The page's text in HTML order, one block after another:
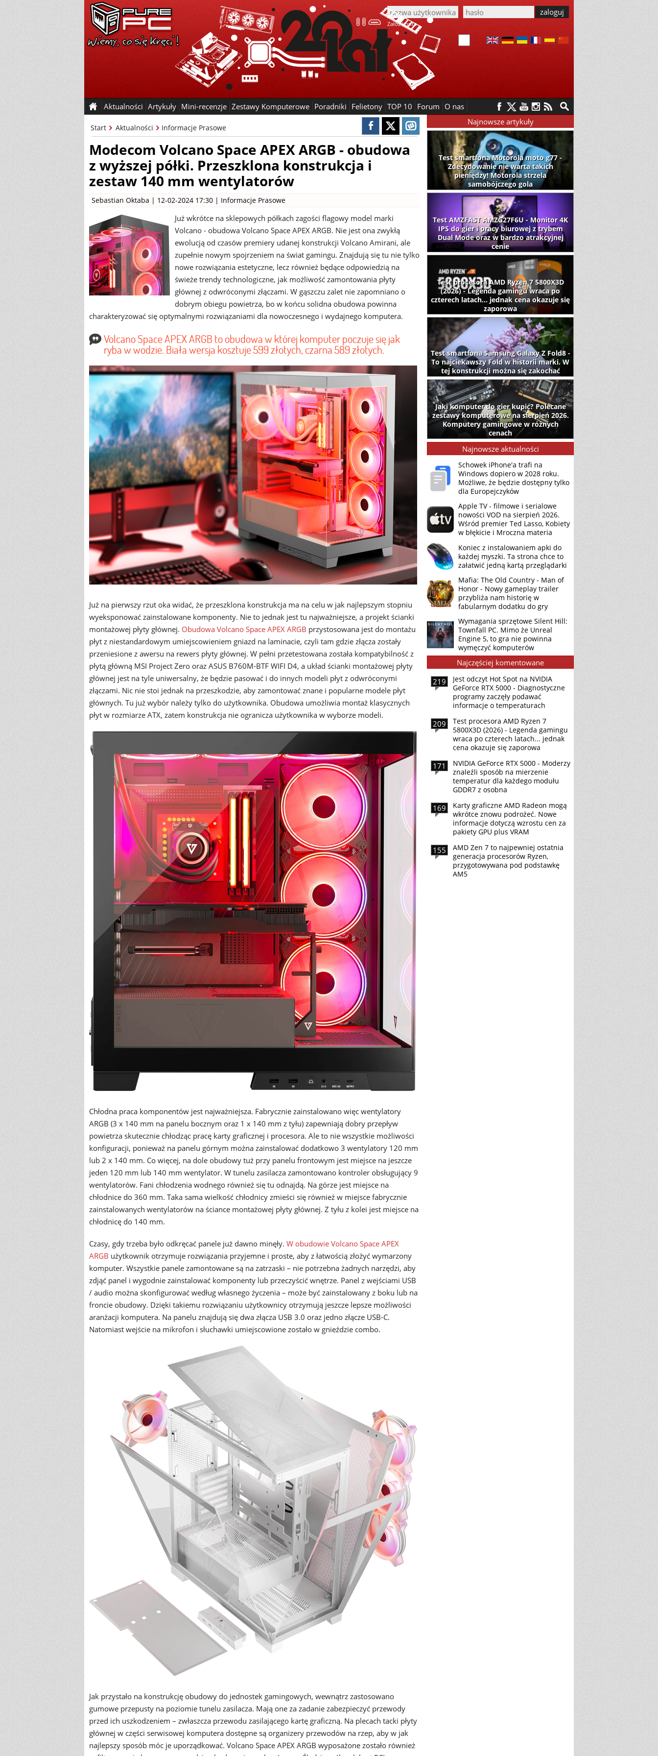
Załóż konto
Aktualności Artykuły Mini-recenzje Zestawy Komputerowe Poradniki Felietony TOP 10 Forum O nas
Start Aktualności Informacje Prasowe
Modecom Volcano Space APEX ARGB - obudowa
z wyższej półki. Przeszklona konstrukcja i
zestaw 140 mm wentylatorów
Sebastian Oktaba | 12-02-2024 17:30 | Informacje Prasowe
Już wkrótce na sklepowych półkach zagości flagowy model marki
Volcano - obudowa Volcano Space APEX ARGB. Nie jest ona zwykłą
ewolucją od czasów premiery udanej konstrukcji Volcano Amirani, ale
zupełnie nowym spojrzeniem na świat gamingu. Znajdują się tu nie tylko
nowe rozwiązania estetyczne, lecz również będące odpowiedzią na
świeże trendy technologiczne, jak możliwość zamontowania płyty
głównej z odwróconymi złączami. W gąszczu zalet nie zapomniano o
dobrym obiegu powietrza, bo w końcu solidna obudowa powinna
charakteryzować się optymalnymi rozwiązaniami dla nowoczesnego i wydajnego komputera.
Volcano Space APEX ARGB to obudowa w której komputer poczuje się jak
ryba w wodzie. Biała wersja kosztuje 599 złotych, czarna 589 złotych.
Już na pierwszy rzut oka widać, że przeszklona konstrukcja ma na celu w jak najlepszym stopniu
wyeksponować zainstalowane komponenty. Nie to jednak jest tu najważniejsze, a projekt ścianki
montażowej płyty głównej. Obudowa Volcano Space APEX ARGB przystosowana jest do montażu
płyt z niestandardowym umiejscowieniem gniazd na laminacie, czyli tam gdzie złącza zostały
przeniesione z awersu na rewers płyty głównej. W pełni przetestowana została kompatybilność z
płytą główną MSI Project Zero oraz ASUS B760M-BTF WIFI D4, a układ ścianki montażowej płyty
głównej jest na tyle uniwersalny, że będzie pasować i do innych modeli płyt z odwróconymi
złączami. Nic nie stoi jednak na przeszkodzie, aby zamontować znane i popularne modele płyt
głównych. Tu już wybór należy tylko do użytkownika. Obudowa umożliwia montaż klasycznych
płyt w rozmiarze ATX, zatem konstrukcja nie ogranicza użytkownika w wyborze modeli.
Chłodna praca komponentów jest najważniejsza. Fabrycznie zainstalowano więc wentylatory
ARGB (3 x 140 mm na panelu bocznym oraz 1 x 140 mm z tyłu) zapewniają dobry przepływ
powietrza skutecznie chłodząc pracę karty graficznej i procesora. Ale to nie wszystkie możliwości
konfiguracji, ponieważ na panelu górnym można zainstalować dodatkowo 3 wentylatory 120 mm
lub 2 x 140 mm. Co więcej, na dole obudowy tuż przy panelu frontowym jest miejsce na jeszcze
jeden 120 mm lub 140 mm wentylator. W tunelu zasilacza zamontowano kontroler obsługujący 9
wentylatorów. Fani chłodzenia wodnego również się tu odnajdą. Na górze jest miejsce na
chłodnice do 360 mm. Taka sama wielkość chłodnicy zmieści się również w miejsce fabrycznie
zainstalowanych wentylatorów na ściance montażowej płyty głównej. Z tyłu z kolei jest miejsce na
chłodnicę do 140 mm.
Czasy, gdy trzeba było odkręcać panele już dawno minęły. W obudowie Volcano Space APEX
ARGB użytkownik otrzymuje rozwiązania przyjemne i proste, aby z łatwością złożyć wymarzony
komputer. Wszystkie panele zamontowane są na zatrzaski – nie potrzebna żadnych narzędzi, aby
zdjąć panel i wygodnie zainstalować komponenty lub przeczyścić wnętrze. Panel z wejściami USB
/ audio można skonfigurować według własnego życzenia – może być zainstalowany z boku lub na
froncie obudowy. Dzięki takiemu rozwiązaniu użytkownicy otrzymują jeszcze lepsze możliwości
aranżacji komputera. Na panelu znajdują się dwa złącza USB 3.0 oraz jedno złącze USB-C.
Natomiast wejście na mikrofon i słuchawki umiejscowione zostało w gnieździe combo.
Jak przystało na konstrukcję obudowy do jednostek gamingowych, wewnątrz zastosowano
gumowe przepusty na poziomie tunelu zasilacza. Mają one za zadanie zabezpieczyć przewody
przed ich uszkodzeniem – zwłaszcza przewodu zasilającego kartę graficzną. Na plecach tacki płyty
głównej w części serwisowej komputera dostępne są organizery przewodów na rzep, aby w jak
najlepszy sposób móc je uporządkować. Volcano Space APEX ARGB wyposażone zostało również
Najnowsze artykuły
Test smartfona Motorola moto g77 -
Zdecydowanie nie warta takich
pieniędzy! Motorola strzela
samobójczego gola
Test AMZFAST AMZG27F6U - Monitor 4K
IPS do gier i pracy biurowej z trybem
Dual Mode oraz w bardzo atrakcyjnej
cenie
Test procesora AMD Ryzen 7 5800X3D
(2026) - Legenda gamingu wraca po
czterech latach... jednak cena okazuje się
zaporowa
Test smartfona Samsung Galaxy Z Fold8 -
To najciekawszy Fold w historii marki. W
tej konstrukcji można się zakochać
Jaki komputer do gier kupić? Polecane
zestawy komputerowe na sierpień 2026.
Komputery gamingowe w różnych
cenach
Najnowsze aktualności
Schowek iPhone'a trafi na
Windows dopiero w 2028 roku.
Możliwe, że będzie dostępny tylko
dla Europejczyków
Apple TV - filmowe i serialowe
nowości VOD na sierpień 2026.
Wśród premier Ted Lasso, Kobiety
w błękicie i Mroczna materia
Koniec z instalowaniem apki do
każdej myszki. Ta strona chce to
załatwić jedną kartą przeglądarki
Mafia: The Old Country - Man of
Honor - Nowy gameplay trailer
przybliża nam historię w
fabularnym dodatku do gry
Wymagania sprzętowe Silent Hill:
Townfall PC. Mimo że Unreal
Engine 5, to gra nie powinna
wymęczyć komputerów
Najczęściej komentowane
219
Jest odczyt Hot Spot na NVIDIA
GeForce RTX 5000 - Diagnostyczne
programy zaczęły podawać
informacje o temperaturach
209
Test procesora AMD Ryzen 7
5800X3D (2026) - Legenda gamingu
wraca po czterech latach... jednak
cena okazuje się zaporowa
171
NVIDIA GeForce RTX 5000 - Moderzy
znaleźli sposób na mierzenie
temperatur dla każdego modułu
GDDR7 z osobna
169
Karty graficzne AMD Radeon mogą
wkrótce znowu podrożeć. Nowe
informacje dotyczą wzrostu cen za
pakiety GPU plus VRAM
155
AMD Zen 7 to najpewniej ostatnia
generacja procesorów Ryzen,
przygotowywana pod podstawkę
AM5